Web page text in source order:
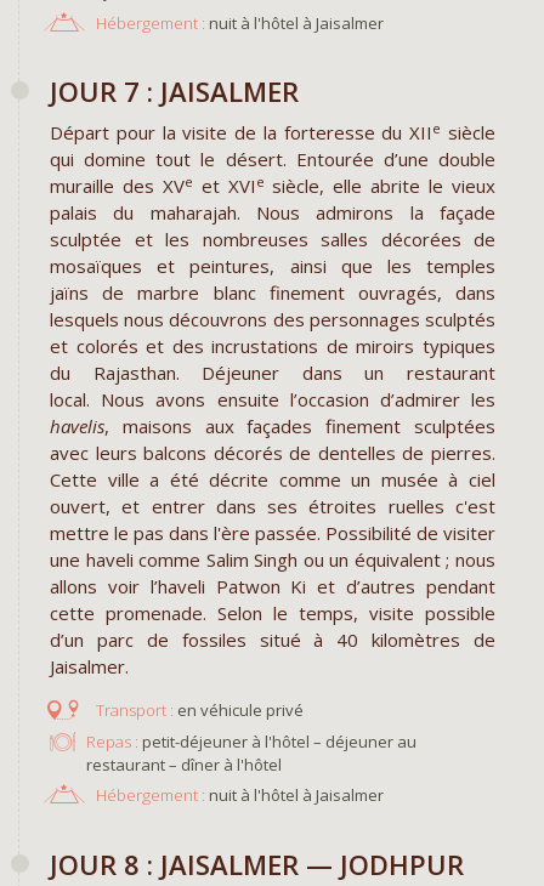
Hébergement : nuit à l'hôtel à Jaisalmer
JOUR 7 : JAISALMER
Départ pour la visite de la forteresse du XII e siècle
qui domine tout le désert. Entourée d’une double
muraille des XVe et XVI e siècle, elle abrite le vieux
palais du maharajah. Nous admirons la façade
sculptée et les nombreuses salles décorées de
mosaïques et peintures, ainsi que les temples
jaïns de marbre blanc finement ouvragés, dans
lesquels nous découvrons des personnages sculptés
et colorés et des incrustations de miroirs typiques
du Rajasthan. Déjeuner dans un restaurant
local. Nous avons ensuite l’occasion d’admirer les
havelis, maisons aux façades finement sculptées
avec leurs balcons décorés de dentelles de pierres.
Cette ville a été décrite comme un musée à ciel
ouvert, et entrer dans ses étroites ruelles c'est
mettre le pas dans l'ère passée. Possibilité de visiter
une haveli comme Salim Singh ou un équivalent ; nous
allons voir l’haveli Patwon Ki et d’autres pendant
cette promenade. Selon le temps, visite possible
d’un parc de fossiles situé à 40 kilomètres de
Jaisalmer.
en véhicule privé
Repas : petit-déjeuner à l'hôtel – déjeuner au
restaurant – dîner à l'hôtel
Hébergement : nuit à l'hôtel à Jaisalmer
JOUR 8 : JAISALMER — JODHPUR